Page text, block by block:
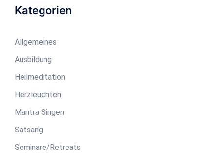
Kategorien
Allgemeines
Ausbildung
Heilmeditation
Herzleuchten
Mantra Singen
Satsang
Seminare/Retreats